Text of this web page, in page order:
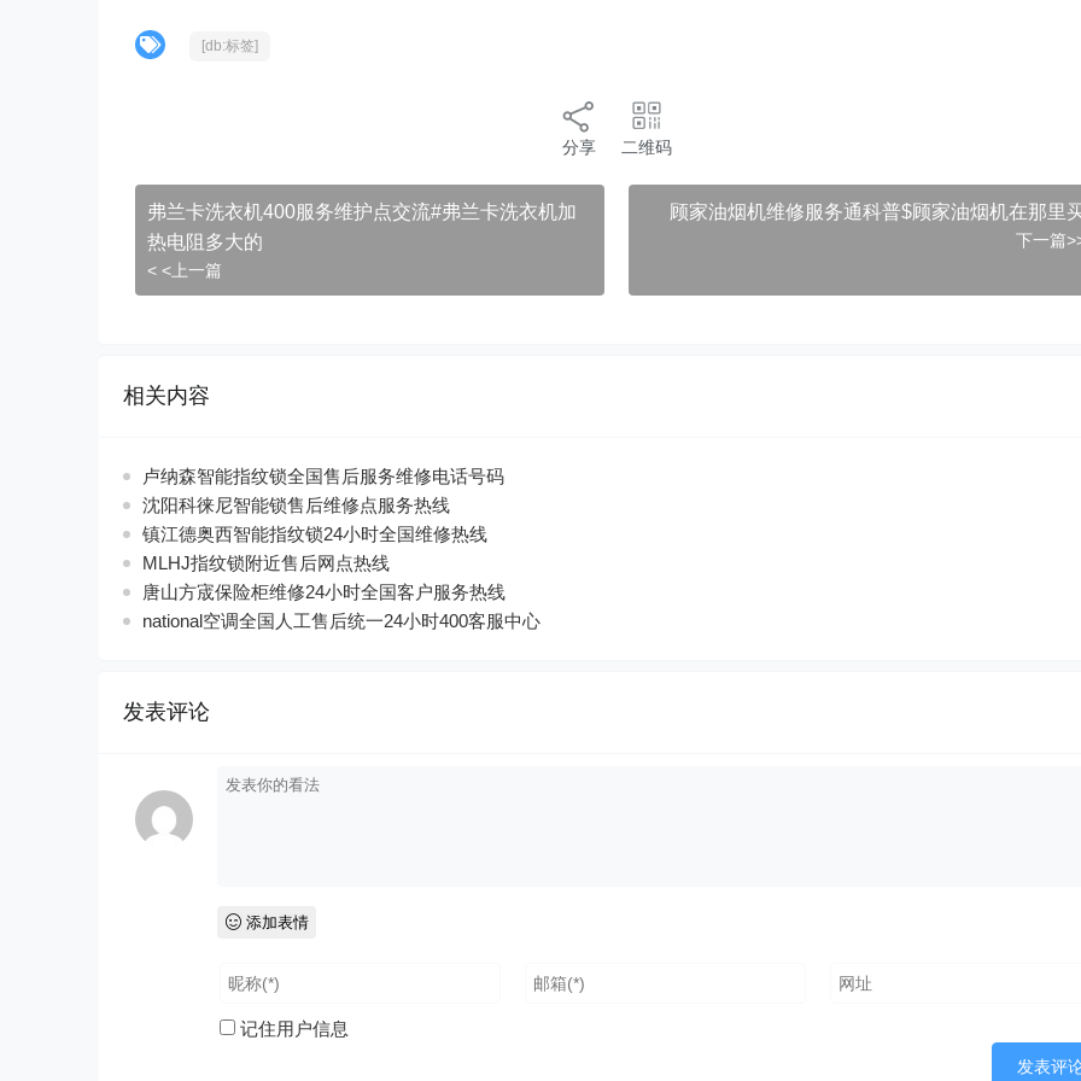
[db:标签]
分享 二维码
弗兰卡洗衣机400服务维护点交流#弗兰卡洗衣机加
热电阻多大的
< <上一篇
顾家油烟机维修服务通科普$顾家油烟机在那里
下一篇
相关内容
卢纳森智能指纹锁全国售后服务维修电话号码
沈阳科徕尼智能锁售后维修点服务热线
镇江德奥西智能指纹锁24小时全国维修热线
MLHJ指纹锁附近售后网点热线
唐山方宬保险柜维修24小时全国客户服务热线
national空调全国人工售后统一24小时400客服中心
发表评论
添加表情
记住用户信息